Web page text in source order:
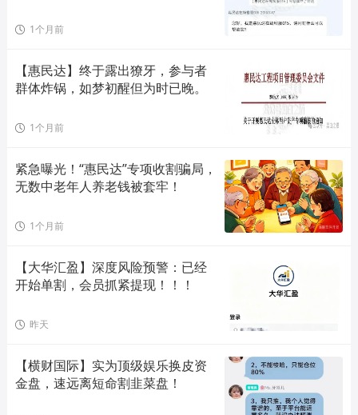
1个月前
【惠民达】终于露出獠牙，参与者
群体炸锅，如梦初醒但为时已晚。
1个月前
紧急曝光！“惠民达”专项收割骗局，
无数中老年人养老钱被套牢！
1个月前
【大华汇盈】深度风险预警：已经
开始单割，会员抓紧提现！！！
昨天
【横财国际】实为顶级娱乐换皮资
金盘，速远离短命割韭菜盘！